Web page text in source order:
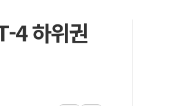
부군과 사우디 동시 공격… 위기 고조되는 또
…동물들도 특별식으로 여름나기 [뉴스핌 줌
4 하위권